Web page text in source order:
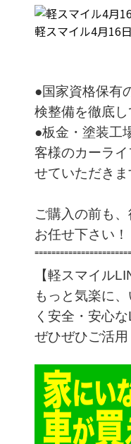
軽スマイル4月16
●国家資格保有
検整備を徹底し
●板金・塗装工
客様のカーラ
せていただきま
ご購入の前も
お任せ下さい！
【軽スマイル
もっと気楽に
く安全・安心な
ぜひぜひご活